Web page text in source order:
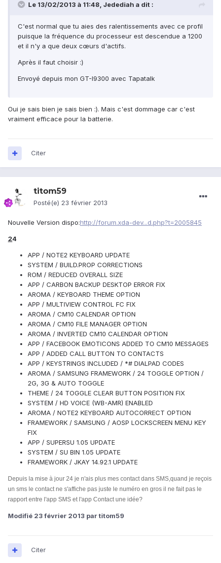
Le 13/02/2013 à 11:48, Jedediah a dit :
C'est normal que tu aies des ralentissements avec ce profil
puisque la fréquence du processeur est descendue a 1200
et il n'y a que deux cœurs d'actifs.
Après il faut choisir :)
Envoyé depuis mon GT-I9300 avec Tapatalk
Oui je sais bien je sais bien :). Mais c'est dommage car c'est
vraiment efficace pour la batterie.
Citer
titom59
Posté(e) 23 février 2013
Nouvelle Version dispo:http://forum.xda-dev...d.php?t=2005845
24
APP / NOTE2 KEYBOARD UPDATE
SYSTEM / BUILD.PROP CORRECTIONS
ROM / REDUCED OVERALL SIZE
APP / CARBON BACKUP DESKTOP ERROR FIX
AROMA / KEYBOARD THEME OPTION
APP / MULTIVIEW CONTROL FC FIX
AROMA / CM10 CALENDAR OPTION
AROMA / CM10 FILE MANAGER OPTION
AROMA / INVERTED CM10 CALENDAR OPTION
APP / FACEBOOK EMOTICONS ADDED TO CM10 MESSAGES
APP / ADDED CALL BUTTON TO CONTACTS
APP / KEYSTRINGS INCLUDED / *# DIALPAD CODES
AROMA / SAMSUNG FRAMEWORK / 24 TOGGLE OPTION /
2G, 3G & AUTO TOGGLE
THEME / 24 TOGGLE CLEAR BUTTON POSITION FIX
SYSTEM / HD VOICE (WB-AMR) ENABLED
AROMA / NOTE2 KEYBOARD AUTOCORRECT OPTION
FRAMEWORK / SAMSUNG / AOSP LOCKSCREEN MENU KEY
FIX
APP / SUPERSU 1.05 UPDATE
SYSTEM / SU BIN 1.05 UPDATE
FRAMEWORK / JKAY 14.92.1 UPDATE
Depuis la mise à jour 24 je n'ais plus mes contact dans SMS,quand je reçois
un sms le contact ne s'affiche pas juste le numéro en gros il ne fait pas le
rapport entre l'app SMS et l'app Contact une idée?
Modifié 23 février 2013 par titom59
Citer